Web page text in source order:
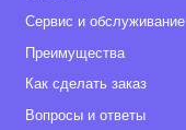
Сервис и обслуживание
Преимущества
Как сделать заказ
Вопросы и ответы